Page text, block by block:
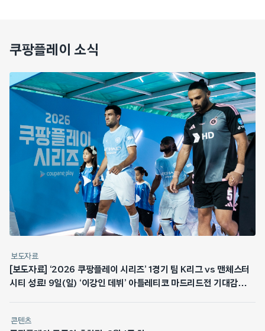
쿠팡플레이 소식
보도자료
[보도자료] ‘2026 쿠팡플레이 시리즈’ 1경기 팀 K리그 vs 맨체스터
시티 성료! 9일(일) ‘이강인 데뷔’ 아틀레티코 마드리드전 기대감
콘텐츠